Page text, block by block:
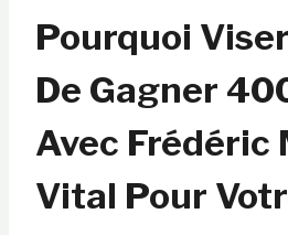
Pourquoi
De Gagner
Avec Frédéric
Vital Pour